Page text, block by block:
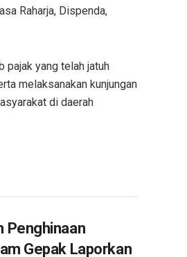
Raharja, Dispenda,
pajak yang telah jatuh
melaksanakan kunjungan
di daerah
Penghinaan
Gepak Laporkan